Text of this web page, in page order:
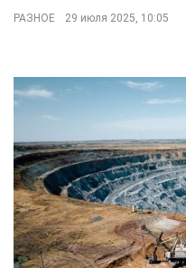
РАЗНОЕ 29 июля 2025, 10:05